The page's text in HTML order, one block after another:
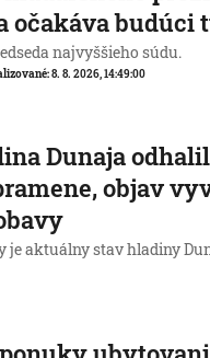
očakáva budúci
najvyššieho súdu.
8. 8. 2026, 14:49:00
Dunaja
objav
je aktuálny stav hladiny